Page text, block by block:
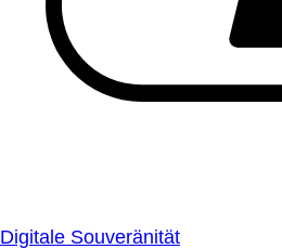
Digitale Souveränität